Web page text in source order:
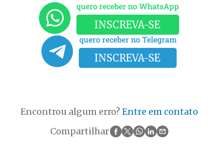
quero receber no WhatsApp
INSCREVA-SE
quero receber no Telegram
INSCREVA-SE
Encontrou algum erro? Entre em contato
Compartilhar